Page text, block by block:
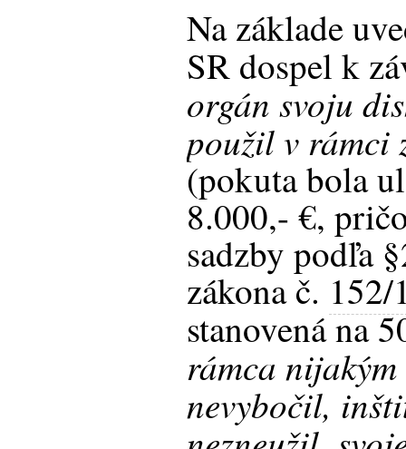
Na základe
SR dospel k
orgán svoju
použil v rámci
(pokuta bola
8.000,- €,
sadzby podľa
zákona č. 152/
stanovená na
rámca nijakým
nevybočil,